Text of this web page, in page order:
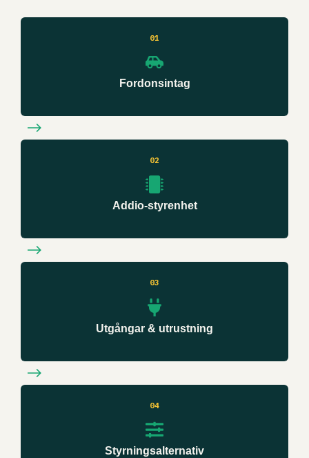
01
Fordonsintag
02
Addio-styrenhet
03
Utgångar & utrustning
04
Styrningsalternativ